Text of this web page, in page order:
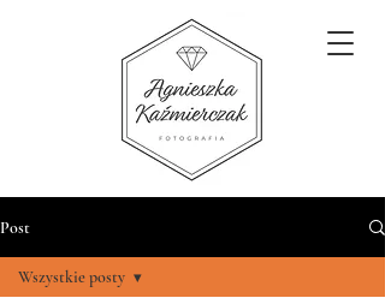
Post
Wszystkie posty